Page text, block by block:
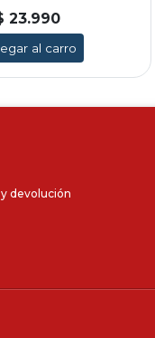
23.990
al carro
devolución